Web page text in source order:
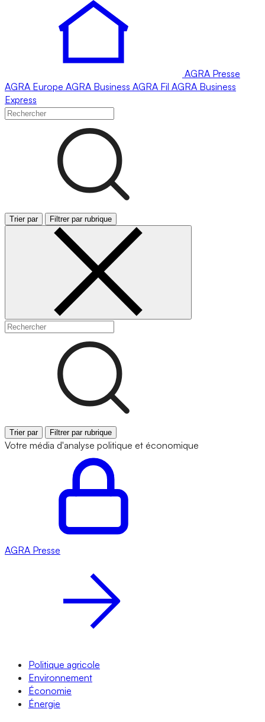
AGRA Presse
AGRA Europe AGRA Business AGRA Fil AGRA Business
Express
Trier par Filtrer par rubrique
Trier par Filtrer par rubrique
Votre média d'analyse politique et économique
AGRA Presse
Politique agricole
Environnement
Économie
Énergie